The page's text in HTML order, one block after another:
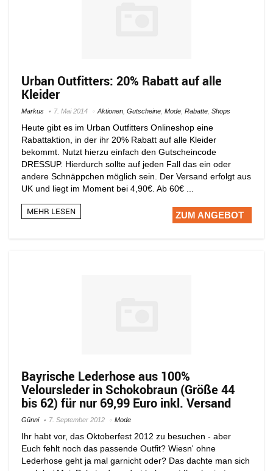
Urban Outfitters: 20% Rabatt auf alle
Kleider
Markus 7. Mai 2014 Aktionen Gutscheine Mode Rabatte Shops
Heute gibt es im Urban Outfitters Onlineshop eine
Rabattaktion, in der ihr 20% Rabatt auf alle Kleider
bekommt. Nutzt hierzu einfach den Gutscheincode
DRESSUP. Hierdurch sollte auf jeden Fall das ein oder
andere Schnäppchen möglich sein. Der Versand erfolgt aus
UK und liegt im Moment bei 4,90€. Ab 60€ ...
MEHR LESEN ZUM ANGEBOT
Bayrische Lederhose aus 100%
Veloursleder in Schokobraun (Größe 44
bis 62) für nur 69,99 Euro inkl. Versand
Günni 7. September 2012 Mode
Ihr habt vor, das Oktoberfest 2012 zu besuchen - aber
Euch fehlt noch das passende Outfit? Wiesn' ohne
Lederhose geht ja mal garnicht oder? Das dachte man sich